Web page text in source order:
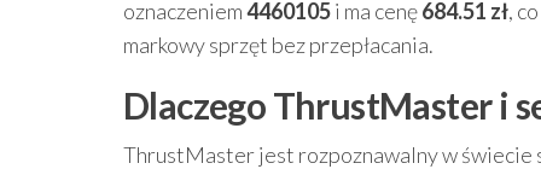
oznaczeniem4460105i ma cenę684.51 zł,
markowy sprzęt bez przepłacania.
Dlaczego ThrustMaster i
ThrustMaster jest rozpoznawalny w świecie